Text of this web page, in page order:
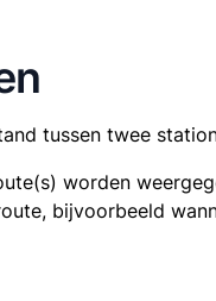
tussen twee
worden
bijvoorbeeld